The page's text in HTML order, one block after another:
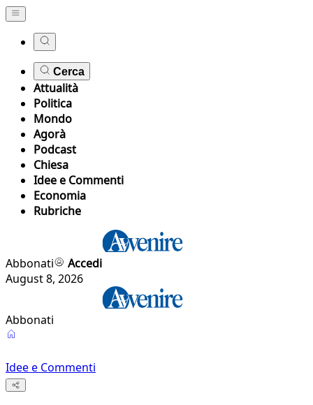
Cerca
Attualità
Politica
Mondo
Agorà
Podcast
Chiesa
Idee e Commenti
Economia
Rubriche
Abbonati
Accedi
August 8, 2026
Abbonati
Idee e Commenti